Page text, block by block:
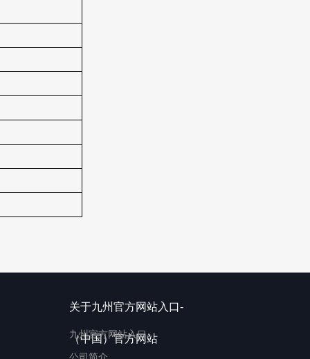
关于九州官方网站入口-
（中国）官方网站
九州官方网站入口